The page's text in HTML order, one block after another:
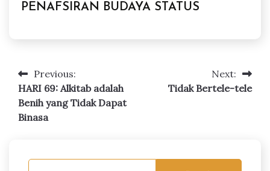
PENAFSIRAN BUDAYA STATUS
Post
navigation
Previous:
HARI 69: Alkitab adalah
Benih yang Tidak Dapat
Binasa
Next:
Tidak Bertele-tele